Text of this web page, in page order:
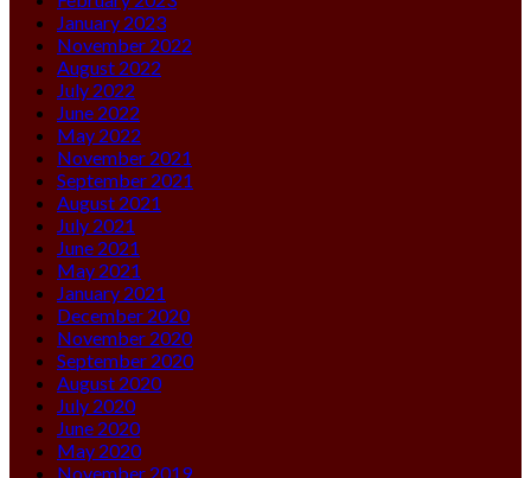
January 2023
November 2022
August 2022
July 2022
June 2022
May 2022
November 2021
September 2021
August 2021
July 2021
June 2021
May 2021
January 2021
December 2020
November 2020
September 2020
August 2020
July 2020
June 2020
May 2020
November 2019